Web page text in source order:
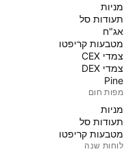
מניות‏
תעודות סל
אג"ח
מטבעות קריפטו
צמדי CEX
צמדי DEX
Pine
מפות חום
מניות‏
תעודות סל
מטבעות קריפטו
לוחות שנה